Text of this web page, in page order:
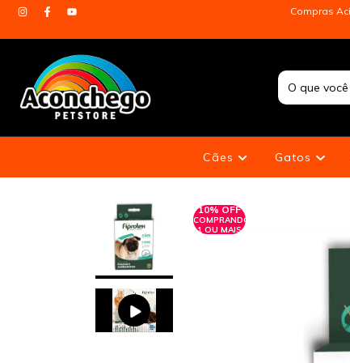
Compras
Cães Gatos
10% OFF
COMPRANDO
1 OU MAIS